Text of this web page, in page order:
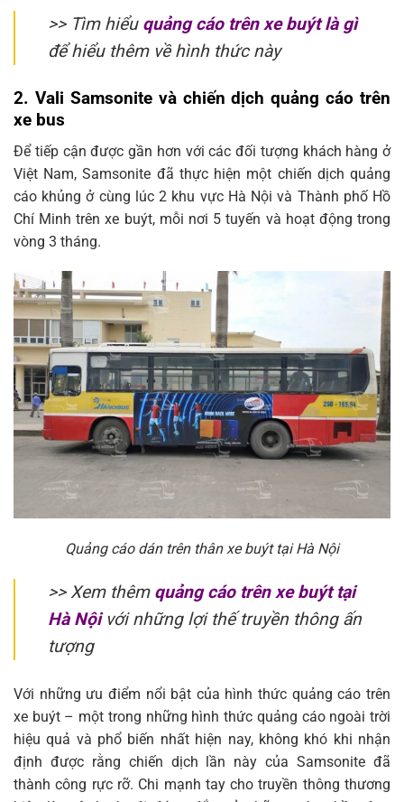
>> Tìm hiểu quảng cáo trên xe buýt là gì
để hiểu thêm về hình thức này
2. Vali Samsonite và chiến dịch quảng cáo trên
xe bus
Để tiếp cận được gần hơn với các đối tượng khách hàng ở
Việt Nam, Samsonite đã thực hiện một chiến dịch quảng
cáo khủng ở cùng lúc 2 khu vực Hà Nội và Thành phố Hồ
Chí Minh trên xe buýt, mỗi nơi 5 tuyến và hoạt động trong
vòng 3 tháng.
Quảng cáo dán trên thân xe buýt tại Hà Nội
>> Xem thêm quảng cáo trên xe buýt tại
Hà Nộivới những lợi thế truyền thông ấn
tượng
Với những ưu điểm nổi bật của hình thức quảng cáo trên
xe buýt – một trong những hình thức quảng cáo ngoài trời
hiệu quả và phổ biến nhất hiện nay, không khó khi nhận
định được rằng chiến dịch lần này của Samsonite đã
thành công rực rỡ. Chi mạnh tay cho truyền thông thương